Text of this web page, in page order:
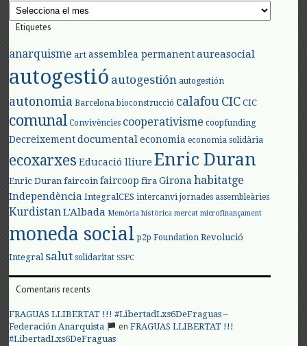
Arxius
Etiquetes
anarquisme art assemblea permanent aureasocial
autogestió autogestión autogestión
autonomia Barcelona bioconstrucció calafouCIC CIC
comunal Convivències cooperativisme coopfunding
Decreixement documental economia economia solidària
ecoxarxes Educació lliure Enric Duran
Enric Duran faircoin faircoop fira Girona habitatge
Independència IntegralCES intercanvi jornades assembleàries
KurdistanL'Albada Memòria històrica mercat microfinançament
moneda social p2p Foundation Revolució
Integral salut solidaritat SSPC
Comentaris recents
FRAGUAS LLIBERTAT !!! #LibertadLxs6DeFraguas –
Federación Anarquista
enFRAGUAS LLIBERTAT !!!
#LibertadLxs6DeFraguas